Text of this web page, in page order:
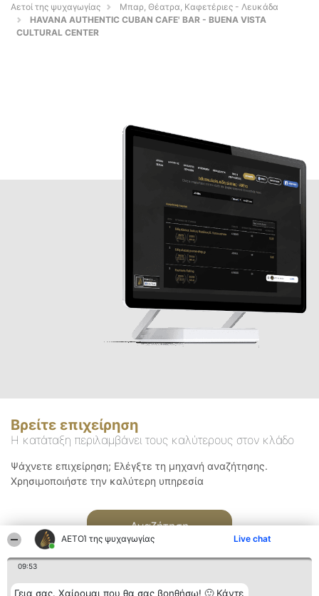
ΑΕΤΟΊ της ψυχαγωγίας Live chat
09:53
Γεια σας. Χαίρομαι που θα σας βοηθήσω! 🙂 Κάντε
Αετοί της ψυχαγωγίας
Μπαρ, Θέατρα, Καφετέριες - Λευκάδα
HAVANA AUTHENTIC CUBAN CAFE' BAR - BUENA VISTA
CULTURAL CENTER
Βρείτε επιχείρηση
Η κατάταξη περιλαμβάνει τους καλύτερους στον κλάδο
Ψάχνετε επιχείρηση; Ελέγξτε τη μηχανή αναζήτησης.
Χρησιμοποιήστε την καλύτερη υπηρεσία
Αναζήτηση